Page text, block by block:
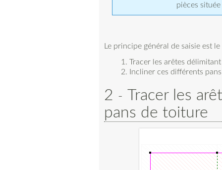
pièces
Le principe général de saisie est
Tracer les arêtes
Incliner ces différents
2
Tracer les
pans de toiture